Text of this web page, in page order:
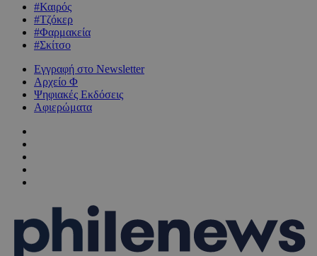
#Καιρός
#Τζόκερ
#Φαρμακεία
#Σκίτσο
Εγγραφή στο Newsletter
Αρχείο Φ
Ψηφιακές Εκδόσεις
Αφιερώματα